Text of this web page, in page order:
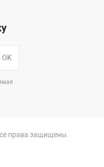
OK
права защищены.